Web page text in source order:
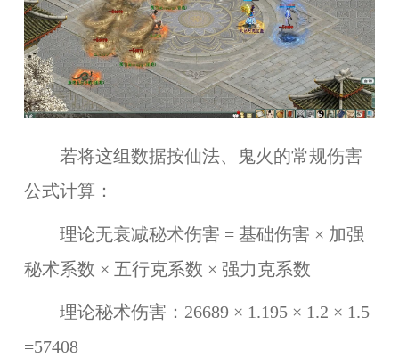
若将这组数据按仙法、鬼火的常规伤害
公式计算：
理论无衰减秘术伤害 = 基础伤害 × 加强
秘术系数 × 五行克系数 × 强力克系数
理论秘术伤害：26689 × 1.195 × 1.2 × 1.5
=57408